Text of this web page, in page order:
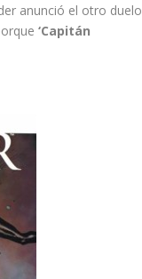
anunció el otro
‘Capitán